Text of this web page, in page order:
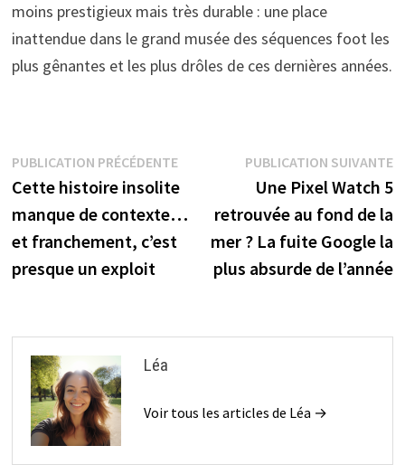
moins prestigieux mais très durable : une place
inattendue dans le grand musée des séquences foot les
plus gênantes et les plus drôles de ces dernières années.
Navigation
de
l’article
PUBLICATION PRÉCÉDENTEPublication
précédente :
Cette histoire insolite
manque de contexte…
et franchement, c’est
presque un exploit
PUBLICATION SUIVANTE
Une Pixel Watch 5
retrouvée au fond de la
mer ? La fuite Google la
plus absurde de l’année
Léa
Voir tous les articles de Léa →